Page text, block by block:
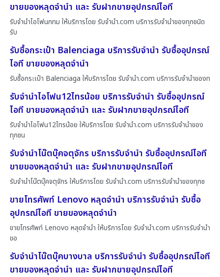
ขายของหลุดจำนำ และ รับฝากขายอุปกรณ์ไอที
รับจำนำไอโฟนกทม ให้บริการโดย รับจํานํา.com บริการรับจำนำของทุกชนิด
รับ
รับซื้อกระเป๋า Balenciaga บริการรับจำนำ รับซื้ออุปกรณ์
ไอที ขายของหลุดจำนำ
รับซื้อกระเป๋า Balenciaga ให้บริการโดย รับจํานํา.com บริการรับจำนำของท
รับจำนำไอโฟน12ไทรน้อย บริการรับจำนำ รับซื้ออุปกรณ์
ไอที ขายของหลุดจำนำ และ รับฝากขายอุปกรณ์ไอที
รับจำนำไอโฟน12ไทรน้อย ให้บริการโดย รับจํานํา.com บริการรับจำนำของ
ทุกชน
รับจำนำโน๊ตบุ๊คจตุจักร บริการรับจำนำ รับซื้ออุปกรณ์ไอที
ขายของหลุดจำนำ และ รับฝากขายอุปกรณ์ไอที
รับจำนำโน๊ตบุ๊คจตุจักร ให้บริการโดย รับจํานํา.com บริการรับจำนำของทุกช
ขายโทรศัพท์ Lenovo หลุดจำนำ บริการรับจำนำ รับซื้อ
อุปกรณ์ไอที ขายของหลุดจำนำ
ขายโทรศัพท์ Lenovo หลุดจำนำ ให้บริการโดย รับจํานํา.com บริการรับจำนำ
ขอ
รับจำนำโน๊ตบุ๊คบางบาล บริการรับจำนำ รับซื้ออุปกรณ์ไอที
ขายของหลุดจำนำ และ รับฝากขายอุปกรณ์ไอที